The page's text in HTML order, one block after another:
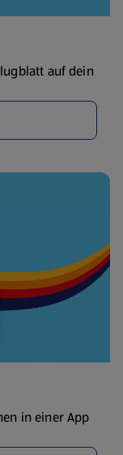
auf dein
in einer App